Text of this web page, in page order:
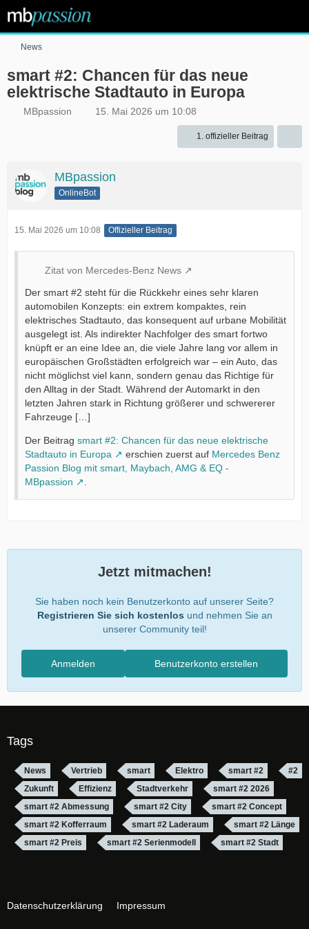
News
smart #2: Chancen für das neue
elektrische Stadtauto in Europa
MBpassion 15. Mai 2026 um 10:08
1. offizieller Beitrag
MBpassion
OnlineBot
15. Mai 2026 um 10:08 Offizieller Beitrag
Zitat von Mercedes-Benz News
Der smart #2 steht für die Rückkehr eines sehr klaren
automobilen Konzepts: ein extrem kompaktes, rein
elektrisches Stadtauto, das konsequent auf urbane Mobilität
ausgelegt ist. Als indirekter Nachfolger des smart fortwo
knüpft er an eine Idee an, die viele Jahre lang vor allem in
europäischen Großstädten erfolgreich war – ein Auto, das
nicht möglichst viel kann, sondern genau das Richtige für
den Alltag in der Stadt. Während der Automarkt in den
letzten Jahren stark in Richtung größerer und schwererer
Fahrzeuge […]
Der Beitrag smart #2: Chancen für das neue elektrische
Stadtauto in Europa
erschien zuerst auf Mercedes Benz
Passion Blog mit smart, Maybach, AMG & EQ -
MBpassion
Jetzt mitmachen!
Sie haben noch kein Benutzerkonto auf unserer Seite?
Registrieren Sie sich kostenlos und nehmen Sie an
unserer Community teil!
Benutzerkonto erstellen
Anmelden
Tags
News Vertrieb smart Elektro smart #2
#2
Zukunft
Effizienz Stadtverkehr
smart #2 2026
smart #2 Abmessung
smart #2 City
smart #2 Concept
smart #2 Kofferraum
smart #2 Laderaum
smart #2 Länge
smart #2 Preis
smart #2 Serienmodell smart #2 Stadt
Datenschutzerklärung Impressum